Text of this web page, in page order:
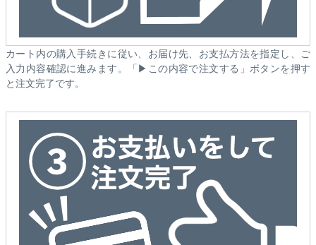
カート内の購入手続きに従い、お届け先、お支払方法を指定し、ご
入力内容確認に進みます。「▶この内容で注文する」ボタンを押す
と注文完了です。